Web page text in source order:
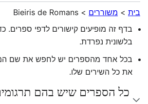
בית > משוררים >
Bieiris de Romans
בדף זה מופיעים קישורים לדפי ספרים.
בלשונית נפרדת.
בכל אחד מהספרים יש לחפש את שם
את כל השירים שלו.
כל הספרים שיש בהם